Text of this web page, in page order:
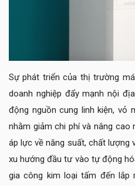
Sự phát triển của thị trường
doanh nghiệp đẩy mạnh nội
động nguồn cung linh kiện, vỏ
nhằm giảm chi phí và nâng
áp lực về năng suất, chất lượng
xu hướng đầu tư vào tự động
gia công kim loại tấm đến lắp